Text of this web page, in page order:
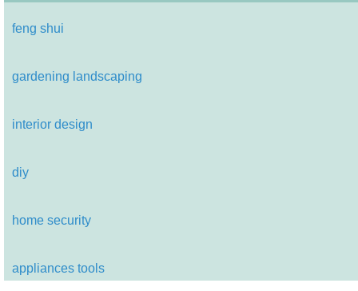
feng shui
gardening landscaping
interior design
diy
home security
appliances tools